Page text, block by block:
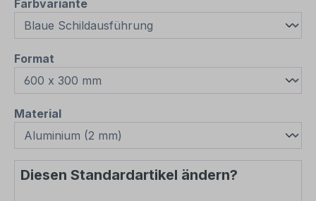
Farbvarianteauswählen
Format
Materialauswählen
Diesen Standardartikel ändern?